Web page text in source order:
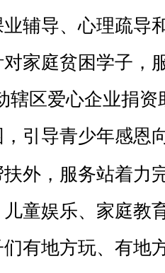
辅导、心理疏导
家庭贫困学子，
辖区爱心企业捐
引导青少年感恩
扶外，服务站着力
童娱乐、家庭教
有地方玩、有地